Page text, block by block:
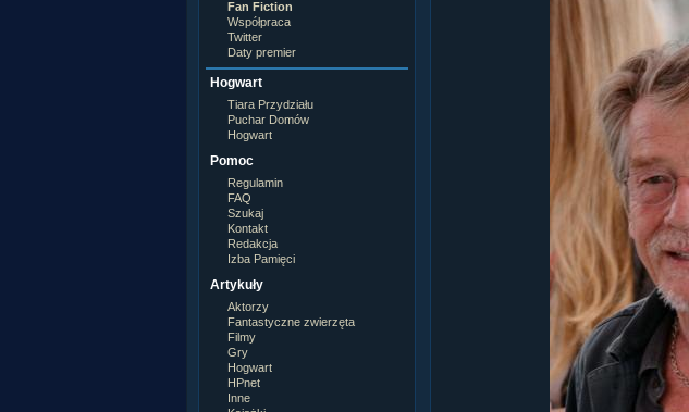
Fan Fiction
Współpraca
Twitter
Daty premier
Hogwart
Tiara Przydziału
Puchar Domów
Hogwart
Pomoc
Regulamin
FAQ
Szukaj
Kontakt
Redakcja
Izba Pamięci
Artykuły
Aktorzy
Fantastyczne zwierzęta
Filmy
Gry
Hogwart
HPnet
Inne